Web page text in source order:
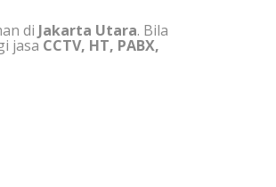
di Jakarta Utara. Bila
jasa CCTV, HT, PABX,